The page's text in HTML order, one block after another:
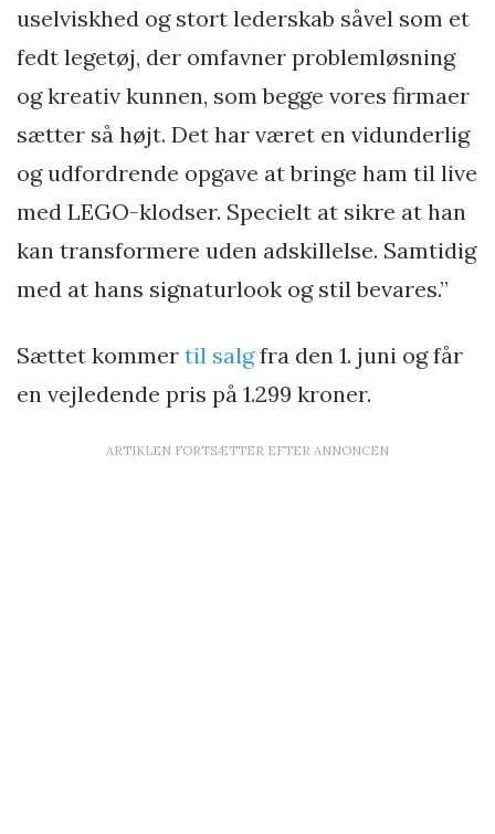
uselviskhed og stort lederskab såvel som et
fedt legetøj, der omfavner problemløsning
og kreativ kunnen, som begge vores firmaer
sætter så højt. Det har været en vidunderlig
og udfordrende opgave at bringe ham til live
med LEGO-klodser. Specielt at sikre at han
kan transformere uden adskillelse. Samtidig
med at hans signaturlook og stil bevares.”
Sættet kommer til salgfra den 1. juni og får
en vejledende pris på 1.299 kroner.
ARTIKLEN FORTSÆTTER EFTER ANNONCEN